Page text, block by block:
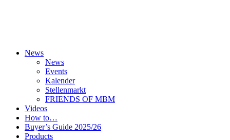
News
News
Events
Kalender
Stellenmarkt
FRIENDS OF MBM
Videos
How to…
Buyer’s Guide 2025/26
Products